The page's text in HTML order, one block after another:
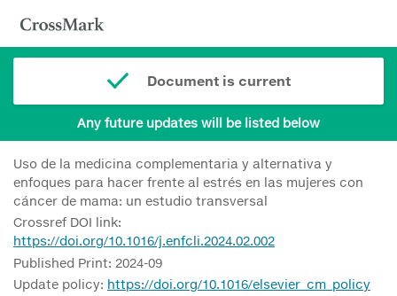
Document is current
Any future updates will be listed below
Uso de la medicina complementaria y alternativa y
enfoques para hacer frente al estrés en las mujeres con
cáncer de mama: un estudio transversal
Crossref DOI link:
https://doi.org/10.1016/j.enfcli.2024.02.002
Published Print: 2024-09
Update policy: https://doi.org/10.1016/elsevier_cm_policy